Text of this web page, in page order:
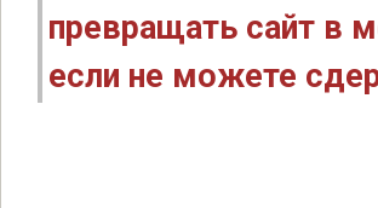
превращать сайт в
если не можете